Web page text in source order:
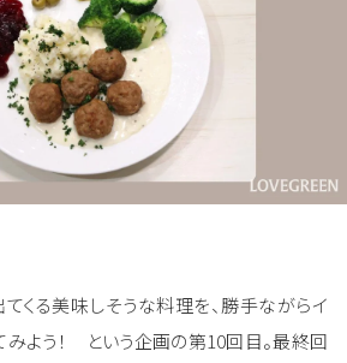
てくる美味しそうな料理を、勝手ながらイ
みよう！ という企画の第10回目。最終回